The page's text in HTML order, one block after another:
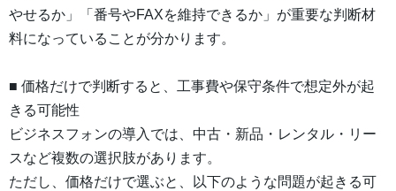
やせるか」「番号やFAXを維持できるか」が重要な判断材
料になっていることが分かります。
■ 価格だけで判断すると、工事費や保守条件で想定外が起
きる可能性
ビジネスフォンの導入では、中古・新品・レンタル・リー
スなど複数の選択肢があります。
ただし、価格だけで選ぶと、以下のような問題が起きる可